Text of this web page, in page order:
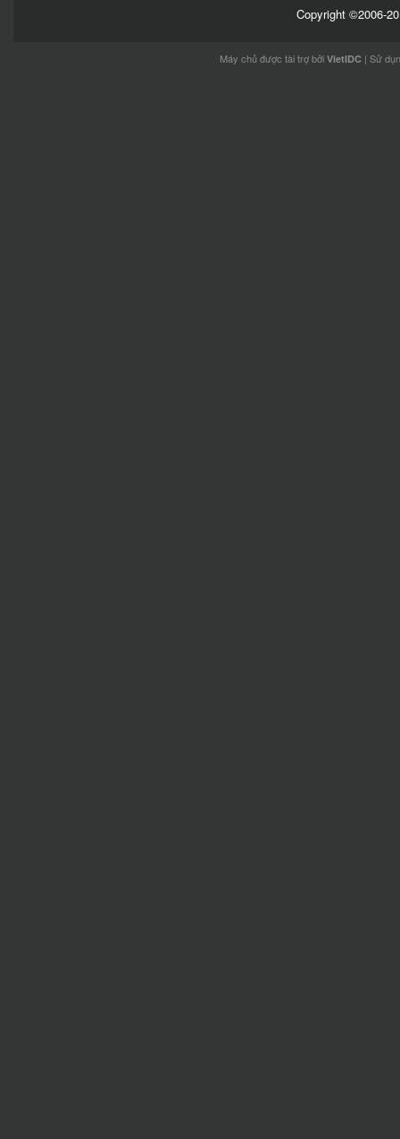
Copyright ©2006-
Máy chủ được tài trợ bởi VietIDC | Sử